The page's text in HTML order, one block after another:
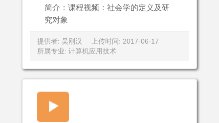
简介：课程视频：社会学的定义及研
究对象
提供者: 吴刚汉
上传时间: 2017-06-17
所属专业: 计算机应用技术